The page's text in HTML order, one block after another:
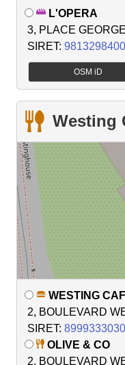
L'OPERA
3, PLACE
SIRET:
OSM iD
Westing
WESTING
2, BOULEVARD
SIRET:
OLIVE & CO
2, BOULEVARD